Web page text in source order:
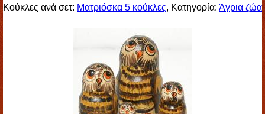
Κούκλες ανά σετ: Ματριόσκα 5 κούκλες, Κατηγορία: Άγρια ζώα